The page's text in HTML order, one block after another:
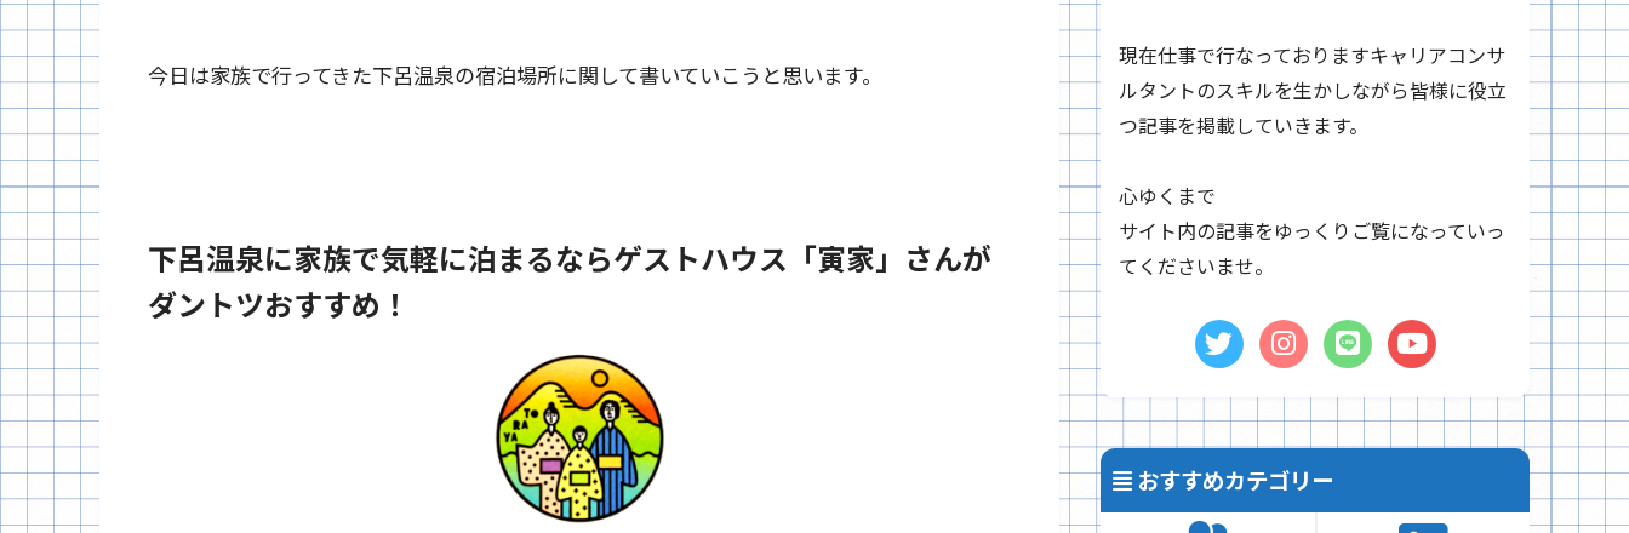
今日は家族で行ってきた下呂温泉の宿泊場所に関して書いていこうと思います。
下呂温泉に家族で気軽に泊まるならゲストハウス「寅家」さんが
ダントツおすすめ！
現在仕事で行なっておりますキャリアコンサ
ルタントのスキルを生かしながら皆様に役立
つ記事を掲載していきます。
心ゆくまで
サイト内の記事をゆっくりご覧になっていっ
てくださいませ。
おすすめカテゴリー